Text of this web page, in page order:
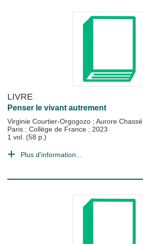
LIVRE
Penser le vivant autrement
Virginie Courtier-Orgogozo ; Aurore Chassé
Paris : Collège de France ; 2023
1 vol. (58 p.)
Plus d'information...